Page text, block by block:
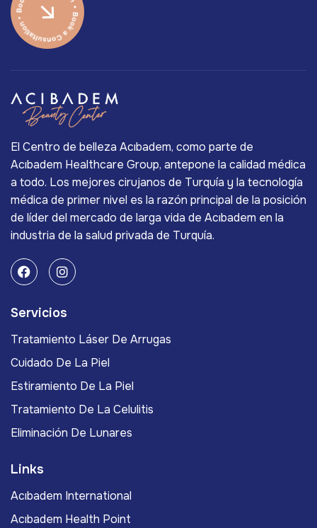
El Centro de belleza Acıbadem, como parte de
Acıbadem Healthcare Group, antepone la calidad médica
a todo. Los mejores cirujanos de Turquía y la tecnología
médica de primer nivel es la razón principal de la posición
de líder del mercado de larga vida de Acıbadem en la
industria de la salud privada de Turquía.
Servicios
Tratamiento Láser De Arrugas
Cuidado De La Piel
Estiramiento De La Piel
Tratamiento De La Celulitis
Eliminación De Lunares
Links
Acıbadem International
Acıbadem Health Point